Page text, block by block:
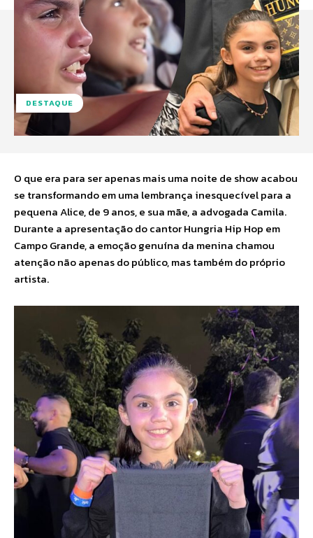
DESTAQUE
O que era para ser apenas mais uma noite de show acabou
se transformando em uma lembrança inesquecível para a
pequena Alice, de 9 anos, e sua mãe, a advogada Camila.
Durante a apresentação do cantor Hungria Hip Hop em
Campo Grande, a emoção genuína da menina chamou
atenção não apenas do público, mas também do próprio
artista.